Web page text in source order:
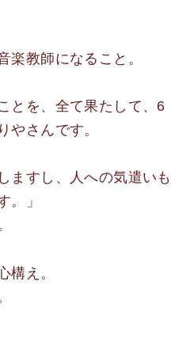
楽教師になること。
とを、全て果たして、6
やさんです。
ますし、人への気遣いも
。」
構え。